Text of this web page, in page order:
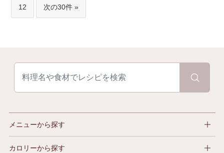
12 次の30件 »
メニューから探す
カロリーから探す